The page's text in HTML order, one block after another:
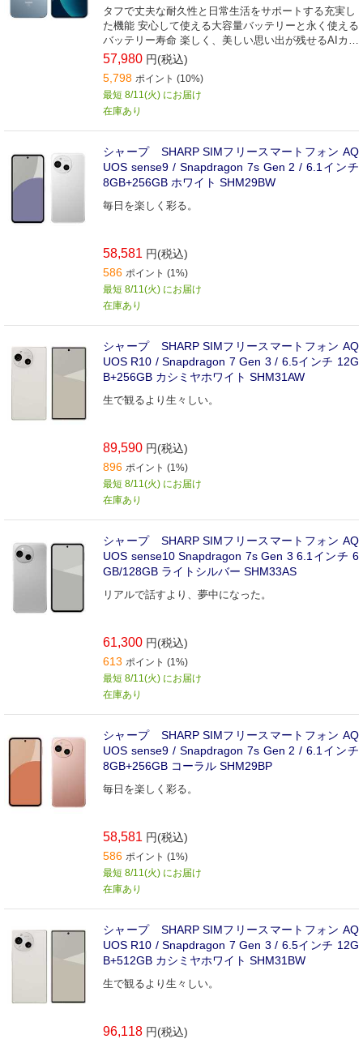
タフで丈夫な耐久性と日常生活をサポートする充実し
た機能 安心して使える大容量バッテリーと永く使える
バッテリー寿命 楽しく、美しい思い出が残せるAIカメ
ラ
57,980 円(税込)
5,798 ポイント (10%)
最短 8/11(火) にお届け
在庫あり
シャープ SHARP SIMフリースマートフォン AQ
UOS sense9 / Snapdragon 7s Gen 2 / 6.1インチ
8GB+256GB ホワイト SHM29BW
毎日を楽しく彩る。
58,581 円(税込)
586 ポイント (1%)
最短 8/11(火) にお届け
在庫あり
シャープ SHARP SIMフリースマートフォン AQ
UOS R10 / Snapdragon 7 Gen 3 / 6.5インチ 12G
B+256GB カシミヤホワイト SHM31AW
生で観るより生々しい。
89,590 円(税込)
896 ポイント (1%)
最短 8/11(火) にお届け
在庫あり
シャープ SHARP SIMフリースマートフォン AQ
UOS sense10 Snapdragon 7s Gen 3 6.1インチ 6
GB/128GB ライトシルバー SHM33AS
リアルで話すより、夢中になった。
61,300 円(税込)
613 ポイント (1%)
最短 8/11(火) にお届け
在庫あり
シャープ SHARP SIMフリースマートフォン AQ
UOS sense9 / Snapdragon 7s Gen 2 / 6.1インチ
8GB+256GB コーラル SHM29BP
毎日を楽しく彩る。
58,581 円(税込)
586 ポイント (1%)
最短 8/11(火) にお届け
在庫あり
シャープ SHARP SIMフリースマートフォン AQ
UOS R10 / Snapdragon 7 Gen 3 / 6.5インチ 12G
B+512GB カシミヤホワイト SHM31BW
生で観るより生々しい。
96,118 円(税込)